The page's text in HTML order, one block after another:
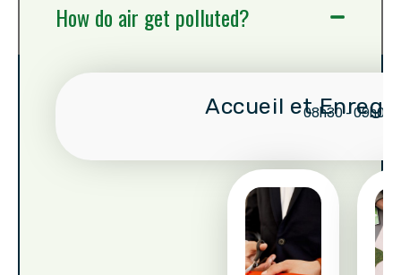
How do air get polluted?
Accueil et08h30 - 09h00